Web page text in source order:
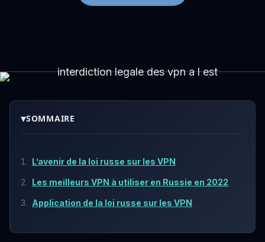
▾SOMMAIRE
L’avenir de la loi russe sur les VPN
Les meilleurs VPN à utiliser en Russie en 2022
Application de la loi russe sur les VPN